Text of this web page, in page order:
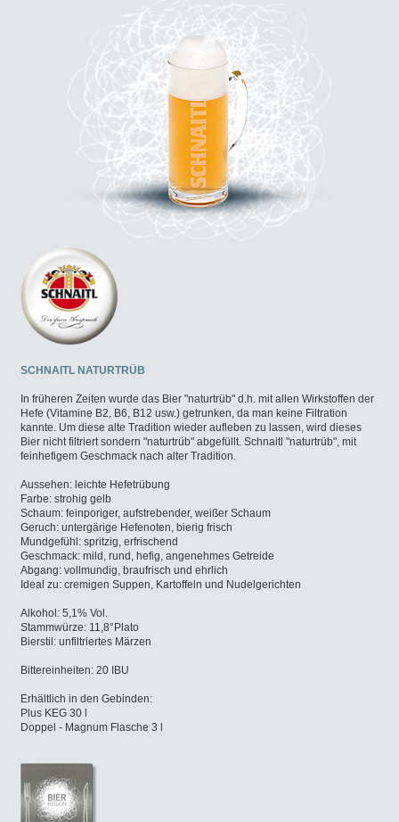
SCHNAITL NATURTRÜB
In früheren Zeiten wurde das Bier "naturtrüb" d.h. mit allen Wirkstoffen der
Hefe (Vitamine B2, B6, B12 usw.) getrunken, da man keine Filtration
kannte. Um diese alte Tradition wieder aufleben zu lassen, wird dieses
Bier nicht filtriert sondern "naturtrüb" abgefüllt. Schnaitl "naturtrüb", mit
feinhefigem Geschmack nach alter Tradition.
Aussehen: leichte Hefetrübung
Farbe: strohig gelb
Schaum: feinporiger, aufstrebender, weißer Schaum
Geruch: untergärige Hefenoten, bierig frisch
Mundgefühl: spritzig, erfrischend
Geschmack: mild, rund, hefig, angenehmes Getreide
Abgang: vollmundig, braufrisch und ehrlich
Ideal zu: cremigen Suppen, Kartoffeln und Nudelgerichten
Alkohol: 5,1% Vol.
Stammwürze: 11,8°Plato
Bierstil: unfiltriertes Märzen
Bittereinheiten: 20 IBU
Erhältlich in den Gebinden:
Plus KEG 30 l
Doppel - Magnum Flasche 3 l